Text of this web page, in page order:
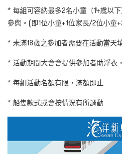
* 每組可容納最多2名小童 （14歲以下
參與。 (即1位小童+1位家長/2位小童
* 未滿18歲之參加者需要在活動當天
* 活動期間大會會提供參加者助浮衣
* 每組活動名額有限，滿額即止
* 船隻款式或會按情況有所調動